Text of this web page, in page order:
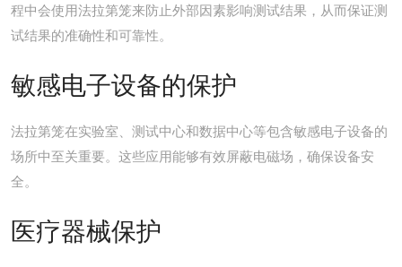
程中会使用法拉第笼来防止外部因素影响测试结果，从而保证测
试结果的准确性和可靠性。
敏感电子设备的保护
法拉第笼在实验室、测试中心和数据中心等包含敏感电子设备的
场所中至关重要。这些应用能够有效屏蔽电磁场，确保设备安
全。
医疗器械保护